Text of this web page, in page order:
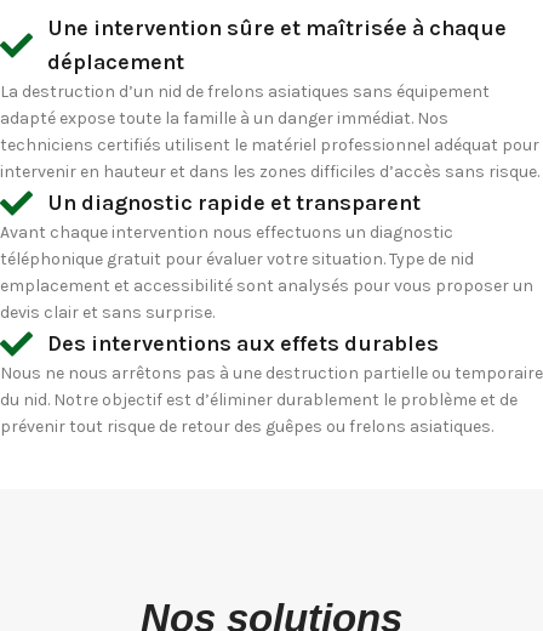
Une intervention sûre et maîtrisée à chaque
déplacement
La destruction d’un nid de frelons asiatiques sans équipement
adapté expose toute la famille à un danger immédiat. Nos
techniciens certifiés utilisent le matériel professionnel adéquat pour
intervenir en hauteur et dans les zones difficiles d’accès sans risque.
Un diagnostic rapide et transparent
Avant chaque intervention nous effectuons un diagnostic
téléphonique gratuit pour évaluer votre situation. Type de nid
emplacement et accessibilité sont analysés pour vous proposer un
devis clair et sans surprise.
Des interventions aux effets durables
Nous ne nous arrêtons pas à une destruction partielle ou temporaire
du nid. Notre objectif est d’éliminer durablement le problème et de
prévenir tout risque de retour des guêpes ou frelons asiatiques.
Nos solutions